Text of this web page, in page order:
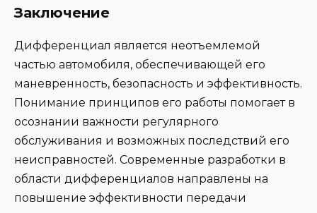
Заключение
Дифференциал является неотъемлемой
частью автомобиля, обеспечивающей его
маневренность, безопасность и эффективность.
Понимание принципов его работы помогает в
осознании важности регулярного
обслуживания и возможных последствий его
неисправностей. Современные разработки в
области дифференциалов направлены на
повышение эффективности передачи